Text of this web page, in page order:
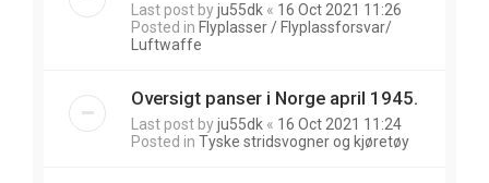
Last post byju55dk « 16 Oct 2021 11:26
Posted in Flyplasser / Flyplassforsvar/
Luftwaffe
Oversigt panser i Norge april 1945.
Last post byju55dk « 16 Oct 2021 11:24
Posted in Tyske stridsvogner og kjøretøy